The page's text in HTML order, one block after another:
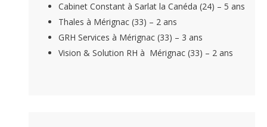
Cabinet Constant à Sarlat la Canéda (24) – 5 ans
Thales à Mérignac (33) – 2 ans
GRH Services à Mérignac (33) – 3 ans
Vision & Solution RH à Mérignac (33) – 2 ans